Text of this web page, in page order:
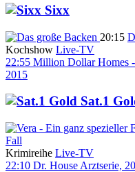
Sixx
20:15
Kochshow Live-TV
22:55 Million Dollar Homes
2015
Sat.1
Fall
Krimireihe Live-TV
22:10 Dr. House Arztserie,